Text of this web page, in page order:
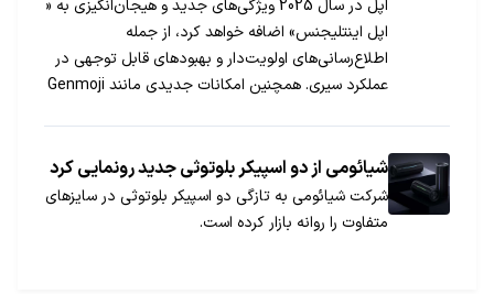
اپل در سال 2025 ویژگی‌های جدید و هیجان‌انگیزی به «
اپل اینتلیجنس» اضافه خواهد کرد، از جمله
اطلاع‌رسانی‌های اولویت‌دار و بهبودهای قابل توجهی در
عملکرد سیری. همچنین امکانات جدیدی مانند Genmoji
شیائومی از دو اسپیکر بلوتوثی جدید رونمایی کرد
شرکت شیائومی به تازگی دو اسپیکر بلوتوثی در سایز‌های
متفاوت را روانه بازار کرده است.